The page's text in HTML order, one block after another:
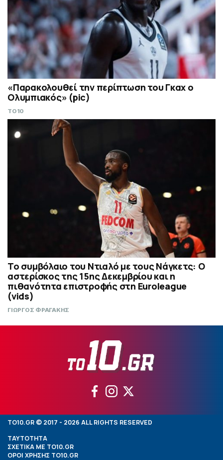
«Παρακολουθεί την περίπτωση του Γκαχ ο
Ολυμπιακός» (pic)
TO10
Το συμβόλαιο του Ντιαλό με τους Νάγκετς: Ο
αστερίσκος της 15ης Δεκεμβρίου και η
πιθανότητα επιστροφής στη Euroleague
(vids)
ΓΙΩΡΓΟΣ ΦΡΑΓΑΚΗΣ
TO10.GR © 2017 - 2026 ALL RIGHTS RESERVED
ΤΑΥΤΟΤΗΤΑ
ΣΧΕΤΙΚΑ ΜΕ TO10.GR
ΟΡΟΙ ΧΡΗΣΗΣ TO10.GR